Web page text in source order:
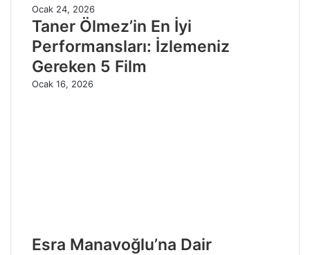
Ocak 24, 2026
Taner Ölmez’in En İyi
Performansları: İzlemeniz
Gereken 5 Film
Ocak 16, 2026
Esra Manavoğlu’na Dair